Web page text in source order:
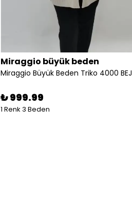
Miraggio büyük beden
Miraggio Büyük Beden Triko 4000 BEJ
₺ 999.99
1 Renk 3 Beden